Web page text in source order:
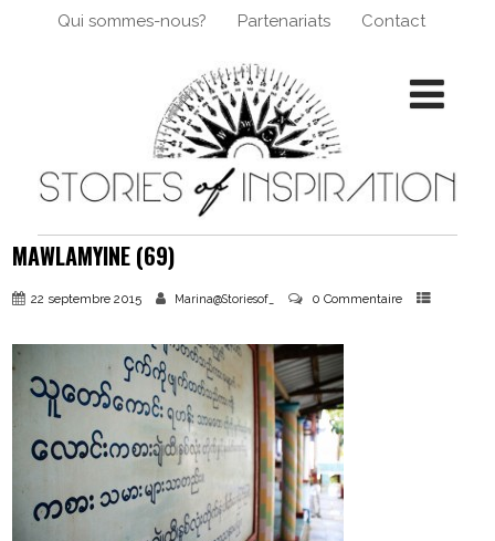
Qui sommes-nous? Partenariats Contact
MAWLAMYINE (69)
22 septembre 2015 Marina@Storiesof_ 0 Commentaire